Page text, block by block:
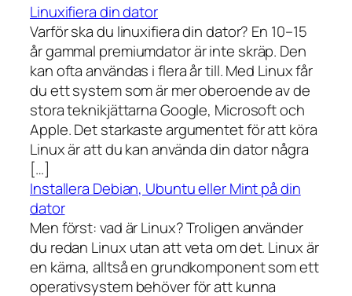
Linuxifiera din dator
Varför ska du linuxifiera din dator? En 10–15
år gammal premiumdator är inte skräp. Den
kan ofta användas i flera år till. Med Linux får
du ett system som är mer oberoende av de
stora teknikjättarna Google, Microsoft och
Apple. Det starkaste argumentet för att köra
Linux är att du kan använda din dator några
[…]
Installera Debian, Ubuntu eller Mint på din
dator
Men först: vad är Linux? Troligen använder
du redan Linux utan att veta om det. Linux är
en kärna, alltså en grundkomponent som ett
operativsystem behöver för att kunna